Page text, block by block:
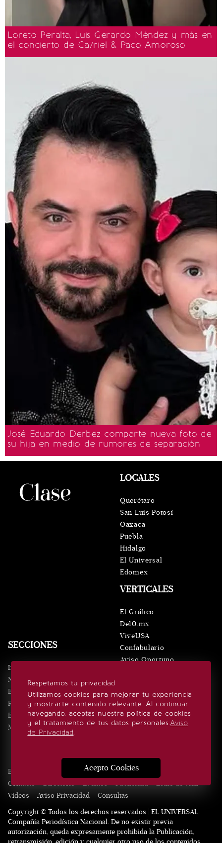
Loreto Peralta, Luis Gerardo Méndez y más en
el concierto de Ca7riel & Paco Amoroso
José Eduardo Derbez comparte nueva foto de
su hija en medio de rumores de separación
Respetamos tu privacidad
Utilizamos cookies para mejorar tu experiencia
y mostrarte contenido relevante. Al continuar
navegando, aceptas nuestra política de cookies
y el tratamiento de tus datos personales.Aviso
de Privacidad.
Acepto Cookies
SECCIONES
Inicio
Noticias
Eventos
Realeza
Estilo de vida
Minuto x Minuto
VERTICALES
El Gráfico
De10.mx
ViveUSA
Confabulario
Aviso Oportuno
LOCALES
Querétaro
San Luis Potosí
Oaxaca
Puebla
Hidalgo
El Universal
Edomex
SÍGUENOS
Edición Impresa Noticias Quiénes somos
Contacto
Directorio Eventos Publicidad
Estilo de vida
Videos
Aviso Privacidad
Consultas
Copyright © Todos los derechos reservados | EL UNIVERSAL,
Compañía Periodística Nacional. De no existir previa
autorización, queda expresamente prohibida la Publicación,